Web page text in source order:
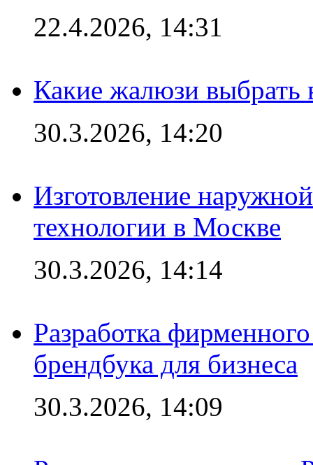
22.4.2026, 14:31
Какие жалюзи выбрать
30.3.2026, 14:20
Изготовление
технологии в Москве
30.3.2026, 14:14
Разработка
брендбука для бизнеса
30.3.2026, 14:09